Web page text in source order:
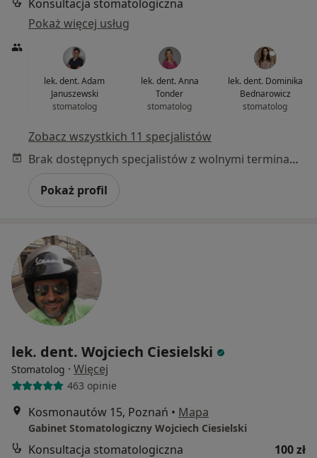
Konsultacja stomatologiczna
Pokaż więcej usług
lek. dent. Adam
Januszewski
stomatolog
lek. dent. Anna
Tonder
stomatolog
lek. dent. Dominika
Bednarowicz
stomatolog
Zobacz wszystkich 11 specjalistów
Brak dostępnych specjalistów z wolnymi terminami w tym centrum medycznym.
Pokaż profil
lek. dent. Wojciech Ciesielski
Stomatolog · Więcej
463 opinie
Kosmonautów 15, Poznań • Mapa
Gabinet Stomatologiczny Wojciech Ciesielski
Konsultacja stomatologiczna
100 zł